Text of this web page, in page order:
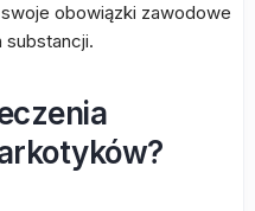
obowiązki zawodowe
substancji.